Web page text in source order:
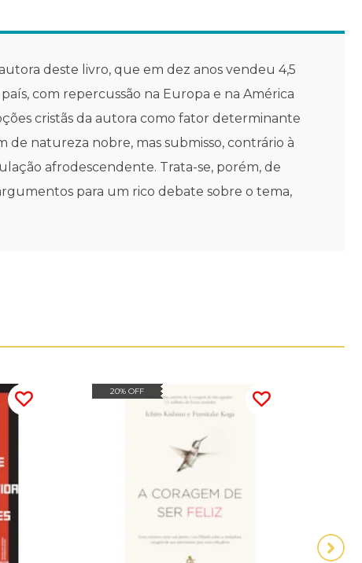
deste livro, que em dez anos vendeu 4,5
com repercussão na Europa e na América
cristãs da autora como fator determinante
de natureza nobre, mas submisso, contrário à
afrodescendente. Trata-se, porém, de
para um rico debate sobre o tema,
20% OFF